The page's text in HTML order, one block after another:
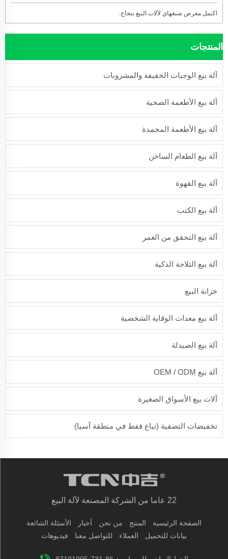
اكتمل معرض شنغهاي لآلات البيع بنجاح.
المنتجات
آلة بيع الوجبات الخفيفة والمشروبات
آلة بيع الأطعمة الصحية
آلة بيع الأطعمة المجمدة
آلة بيع الطعام الساخن
آلة بيع القهوة
آلة بيع الكتب
آلة بيع التحقق من العمر
آلة بيع الثلاجة الذكية
خزانة البيع
آلة بيع معدات الوقاية الشخصية
آلة بيع الصيدلة
آلة بيع OEM / ODM
آلات بيع الأسواق الصغيرة
تخفيضات التصفية (تباع فقط في منطقة آسيا)
22 عاما من الشركة المصنعة لآلة البيع
الصفحة الرئيسية المنتج من نحن أخبار
الأسئلة الشائعة
بيانات للتحميل
العملاء للتواصل معنا فيديوهات